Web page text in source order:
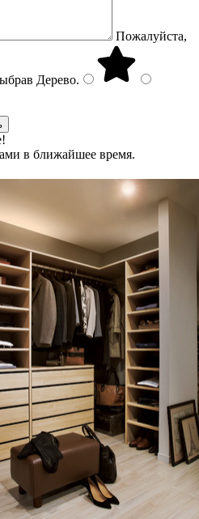
Пожалуйста,
Дерево.
в ближайшее время.